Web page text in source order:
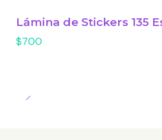
Lámina de Stickers 135
$700